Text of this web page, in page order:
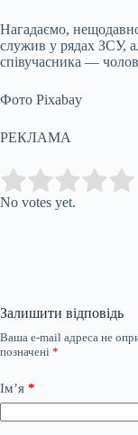
Нагадаємо,
служив у рядах ЗСУ,
співучасника —
Фото Pixabay
РЕКЛАМА
Rate this item:
No votes yet.
Залишити відповідь
Ваша e-mail адреса не
позначені *
Ім’я *